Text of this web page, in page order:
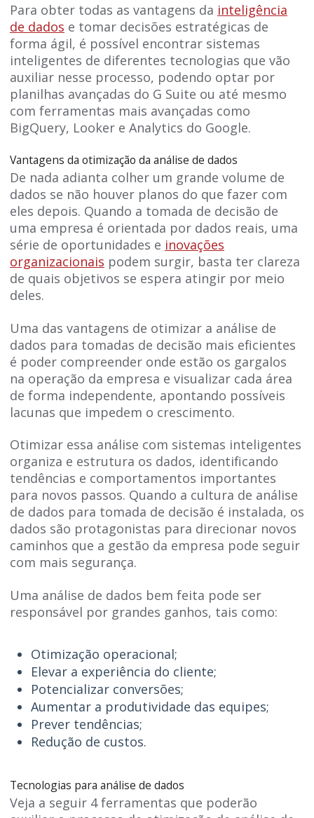
Para obter todas as vantagens da inteligência
de dados e tomar decisões estratégicas de
forma ágil, é possível encontrar sistemas
inteligentes de diferentes tecnologias que vão
auxiliar nesse processo, podendo optar por
planilhas avançadas do G Suite ou até mesmo
com ferramentas mais avançadas como
BigQuery, Looker e Analytics do Google.
Vantagens da otimização da análise de dados
De nada adianta colher um grande volume de
dados se não houver planos do que fazer com
eles depois. Quando a tomada de decisão de
uma empresa é orientada por dados reais, uma
série de oportunidades e inovações
organizacionais podem surgir, basta ter clareza
de quais objetivos se espera atingir por meio
deles.
Uma das vantagens de otimizar a análise de
dados para tomadas de decisão mais eficientes
é poder compreender onde estão os gargalos
na operação da empresa e visualizar cada área
de forma independente, apontando possíveis
lacunas que impedem o crescimento.
Otimizar essa análise com sistemas inteligentes
organiza e estrutura os dados, identificando
tendências e comportamentos importantes
para novos passos. Quando a cultura de análise
de dados para tomada de decisão é instalada, os
dados são protagonistas para direcionar novos
caminhos que a gestão da empresa pode seguir
com mais segurança.
Uma análise de dados bem feita pode ser
responsável por grandes ganhos, tais como:
Otimização operacional;
Elevar a experiência do cliente;
Potencializar conversões;
Aumentar a produtividade das equipes;
Prever tendências;
Redução de custos.
Tecnologias para análise de dados
Veja a seguir 4 ferramentas que poderão